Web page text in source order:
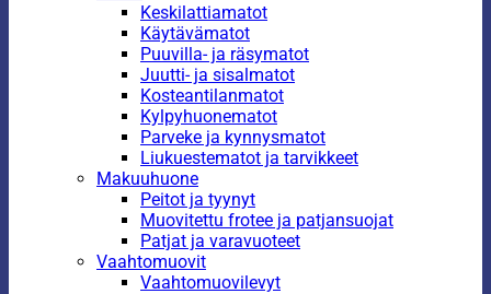
Keskilattiamatot
Käytävämatot
Puuvilla- ja räsymatot
Juutti- ja sisalmatot
Kosteantilanmatot
Kylpyhuonematot
Parveke ja kynnysmatot
Liukuestematot ja tarvikkeet
Makuuhuone
Peitot ja tyynyt
Muovitettu frotee ja patjansuojat
Patjat ja varavuoteet
Vaahtomuovit
Vaahtomuovilevyt